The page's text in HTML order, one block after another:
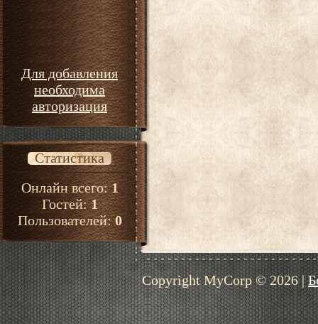
Для добавления
необходима
авторизация
Статистика
Онлайн всего:1
Гостей:1
Пользователей:0
Copyright MyCorp © 2026|